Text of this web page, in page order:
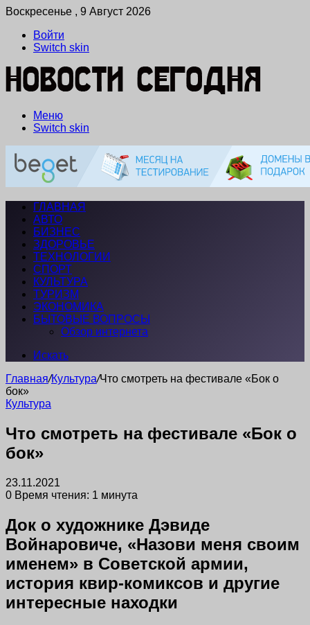
Воскресенье , 9 Август 2026
Войти
Switch skin
Меню
Switch skin
ГЛАВНАЯ
АВТО
БИЗНЕС
ЗДОРОВЬЕ
ТЕХНОЛОГИИ
СПОРТ
КУЛЬТУРА
ТУРИЗМ
ЭКОНОМИКА
БЫТОВЫЕ ВОПРОСЫ
Обзор интернета
Искать
Главная/Культура/Что смотреть на фестивале «Бок о
бок»
Культура
Что смотреть на фестивале «Бок о
бок»
23.11.2021
0 Время чтения: 1 минута
Док о художнике Дэвиде
Войнаровиче, «Назови меня своим
именем» в Советской армии,
история квир-комиксов и другие
интересные находки